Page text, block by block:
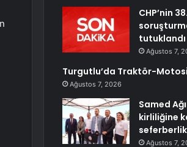
CHP’nin
tutuklandı
Ağustos 7,
Turgutlu’da Traktör-
Ağustos 7, 2026
Samed
kirliliğine
Ağustos 7,